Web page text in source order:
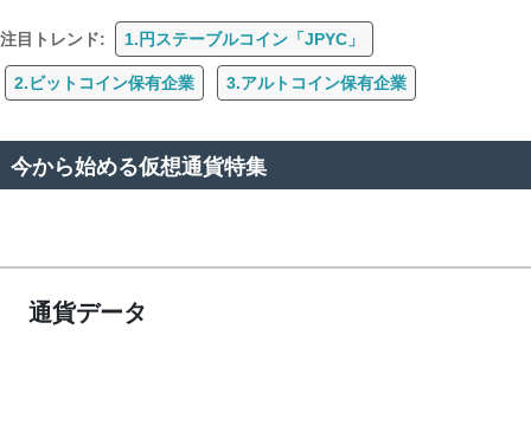
注目トレンド: 1.円ステーブルコイン「JPYC」
2.ビットコイン保有企業 3.アルトコイン保有企業
今から始める仮想通貨特集
通貨データ